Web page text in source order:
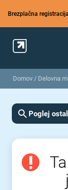
Brezplačna registracija
Domov / Delovna
Poglej